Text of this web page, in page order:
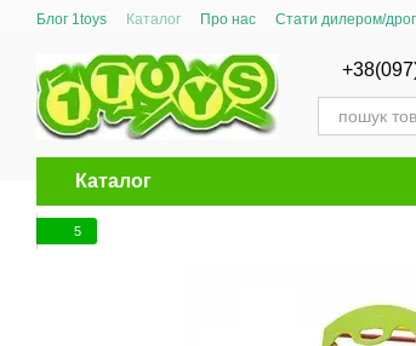
Перейти до основного контенту
Блог 1toys Каталог Про нас Стати дилером/
Каталог
5